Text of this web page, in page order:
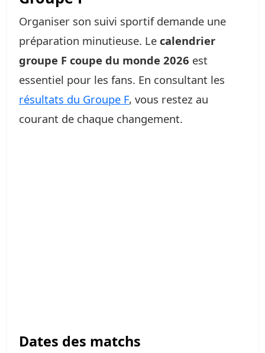
Organiser son suivi sportif demande une
préparation minutieuse. Le calendrier
groupe F coupe du monde 2026 est
essentiel pour les fans. En consultant les
résultats du Groupe F, vous restez au
courant de chaque changement.
Dates des matchs